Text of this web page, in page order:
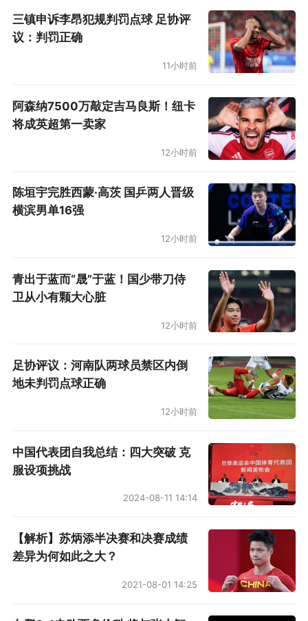
三镇申诉李昂犯规判罚点球 足协评
议：判罚正确
11小时前
阿森纳7500万敲定吉马良斯！纽卡
将成英超第一卖家
12小时前
陈垣宇完胜西蒙·高茨 国乒两人晋级
横滨男单16强
12小时前
青出于蓝而“晟”于蓝！国少带刀侍
卫从小有颗大心脏
12小时前
足协评议：河南队两球员禁区内倒
地未判罚点球正确
12小时前
中国代表团自我总结：四大突破 克
服设项挑战
2024-08-11 14:14
【解析】苏炳添半决赛和决赛成绩
差异为何如此之大？
2021-08-01 14:25